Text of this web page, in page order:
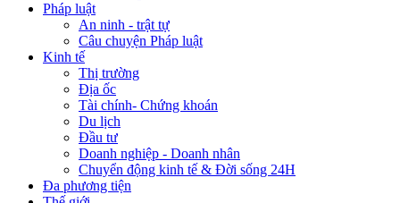
Pháp luật
An ninh - trật tự
Câu chuyện Pháp luật
Kinh tế
Thị trường
Địa ốc
Tài chính- Chứng khoán
Du lịch
Đầu tư
Doanh nghiệp - Doanh nhân
Chuyển động kinh tế & Đời sống 24H
Đa phương tiện